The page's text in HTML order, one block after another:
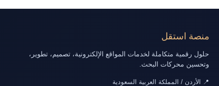
منصة استقل
حلول رقمية متكاملة لخدمات المواقع الإلكترونية، تصميم، تطوير،
وتحسين محركات البحث.
📍 الأردن / المملكة العربية السعودية